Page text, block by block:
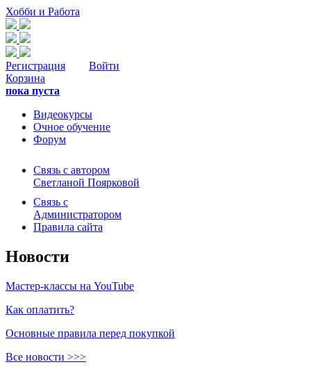
Хобби и Работа
Регистрация
Войти
Корзина
пока пуста
Видеокурсы
Очное обучение
Форум
Связь с автором
Светланой Поярковой
Связь с
Администратором
Правила сайта
Новости
Мастер-классы на YouTube
Как оплатить?
Основные правила перед покупкой
Все новости >>>